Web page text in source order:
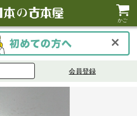
かご
会員登録